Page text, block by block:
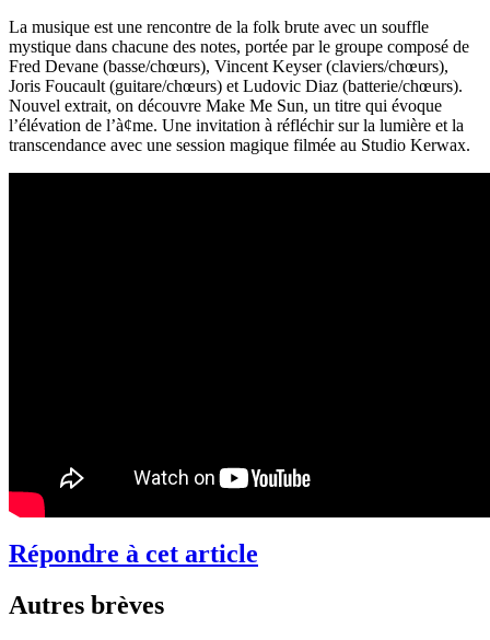
La musique est une rencontre de la folk brute avec un souffle
mystique dans chacune des notes, portée par le groupe composé de
Fred Devane (basse/chœurs), Vincent Keyser (claviers/chœurs),
Joris Foucault (guitare/chœurs) et Ludovic Diaz (batterie/chœurs).
Nouvel extrait, on découvre Make Me Sun, un titre qui évoque
l’élévation de l’à¢me. Une invitation à réfléchir sur la lumière et la
transcendance avec une session magique filmée au Studio Kerwax.
Répondre à cet article
Autres brèves